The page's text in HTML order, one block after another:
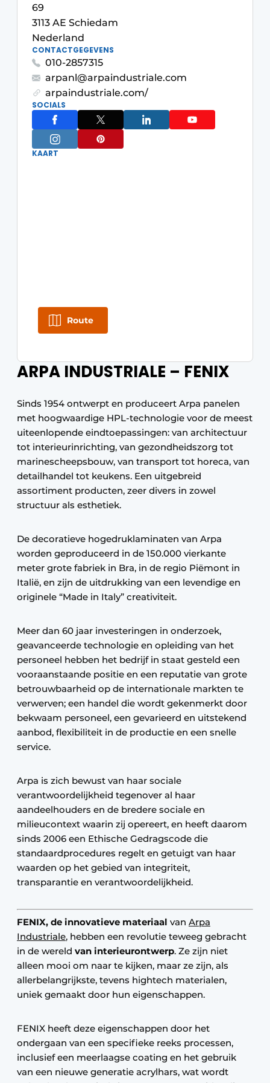
Privacy / Cookie statement
Vacature aanmelden
Vacatures
Video’s
Werkbladen
Meubelbeslag & Kastindeling
ARPA INDUSTRIALE – FENIX
Sinds 1954 ontwerpt en produceert Arpa panelen
met hoogwaardige HPL-technologie voor de meest
uiteenlopende eindtoepassingen: van architectuur
tot interieurinrichting, van gezondheidszorg tot
marinescheepsbouw, van transport tot horeca, van
detailhandel tot keukens. Een uitgebreid
assortiment producten, zeer divers in zowel
structuur als esthetiek.
De decoratieve hogedruklaminaten van Arpa
worden geproduceerd in de 150.000 vierkante
meter grote fabriek in Bra, in de regio Piëmont in
Italië, en zijn de uitdrukking van een levendige en
originele “Made in Italy” creativiteit.
Meer dan 60 jaar investeringen in onderzoek,
geavanceerde technologie en opleiding van het
personeel hebben het bedrijf in staat gesteld een
vooraanstaande positie en een reputatie van grote
betrouwbaarheid op de internationale markten te
verwerven; een handel die wordt gekenmerkt door
bekwaam personeel, een gevarieerd en uitstekend
aanbod, flexibiliteit in de productie en een snelle
service.
Arpa is zich bewust van haar sociale
verantwoordelijkheid tegenover al haar
aandeelhouders en de bredere sociale en
milieucontext waarin zij opereert, en heeft daarom
sinds 2006 een Ethische Gedragscode die
standaardprocedures regelt en getuigt van haar
waarden op het gebied van integriteit,
transparantie en verantwoordelijkheid.
FENIX, de innovatieve materiaal van Arpa
Industriale, hebben een revolutie teweeg gebracht
in de wereld van interieurontwerp. Ze zijn niet
alleen mooi om naar te kijken, maar ze zijn, als
allerbelangrijkste, tevens hightech materialen,
uniek gemaakt door hun eigenschappen.
FENIX heeft deze eigenschappen door het
ondergaan van een specifieke reeks processen,
inclusief een meerlaagse coating en het gebruik
van een nieuwe generatie acrylhars, wat wordt
69
3113 AE Schiedam
Nederland
CONTACTGEGEVENS
010-2857315
arpanl@arpaindustriale.com
arpaindustriale.com/
SOCIALS
KAART
Route